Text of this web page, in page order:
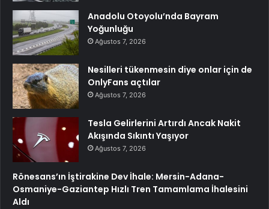
Anadolu Otoyolu’nda Bayram
Yoğunluğu
Ağustos 7, 2026
Nesilleri tükenmesin diye onlar için de
OnlyFans açtılar
Ağustos 7, 2026
Tesla Gelirlerini Artırdı Ancak Nakit
Akışında Sıkıntı Yaşıyor
Ağustos 7, 2026
Rönesans’ın İştirakine Dev İhale: Mersin-Adana-
Osmaniye-Gaziantep Hızlı Tren Tamamlama İhalesini
Aldı